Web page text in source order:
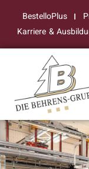
BestelloPlus
Karriere &